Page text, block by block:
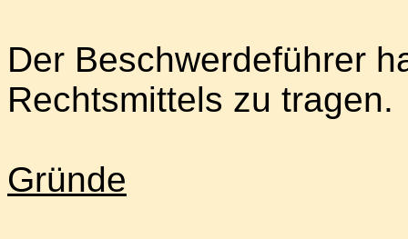
Der Beschwerdeführer
Rechtsmittels zu tragen.
Gründe